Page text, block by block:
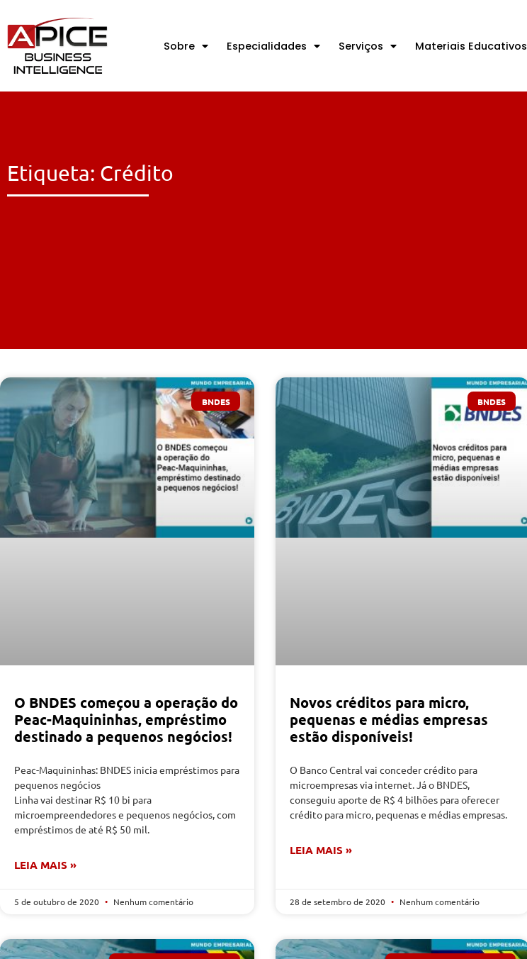
Sobre Especialidades Serviços Materiais Educativos
Etiqueta: Crédito
BNDES
O BNDES começou a operação do
Peac-Maquininhas, empréstimo
destinado a pequenos negócios!
Peac-Maquininhas: BNDES inicia empréstimos para
pequenos negócios
Linha vai destinar R$ 10 bi para
microempreendedores e pequenos negócios, com
empréstimos de até R$ 50 mil.
LEIA MAIS »
5 de outubro de 2020 Nenhum comentário
BNDES
Novos créditos para micro,
pequenas e médias empresas
estão disponíveis!
O Banco Central vai conceder crédito para
microempresas via internet. Já o BNDES,
conseguiu aporte de R$ 4 bilhões para oferecer
crédito para micro, pequenas e médias empresas.
LEIA MAIS »
28 de setembro de 2020 Nenhum comentário